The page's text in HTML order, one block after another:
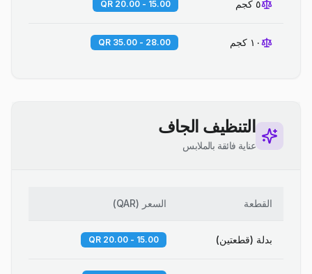
٥ كجم 15.00 - 20.00 QR
١٠ كجم 28.00 - 35.00 QR
التنظيف الجاف
عناية فائقة بالملابس
القطعة السعر (
QAR
)
بدلة (قطعتين) 15.00 - 20.00 QR